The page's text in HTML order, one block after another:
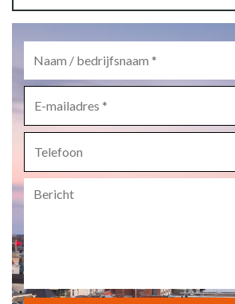
mailadres *